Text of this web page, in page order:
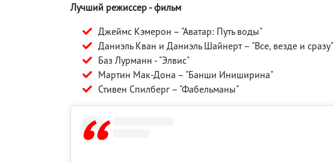
Лучший режиссер - фильм
Джеймс Кэмерон – "Аватар: Путь воды"
Даниэль Кван и Даниэль Шайнерт – "Все, везде и сразу"
Баз Лурманн - "Элвис"
Мартин Мак-Дона – "Банши Иниширина"
Стивен Спилберг – "Фабельманы"